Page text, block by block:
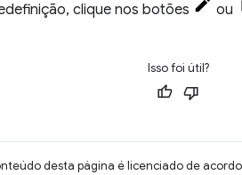
clique nos botões ou
Isso foi útil?
desta página é licenciado de